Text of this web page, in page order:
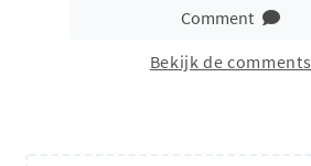
Comment
Bekijk de comments